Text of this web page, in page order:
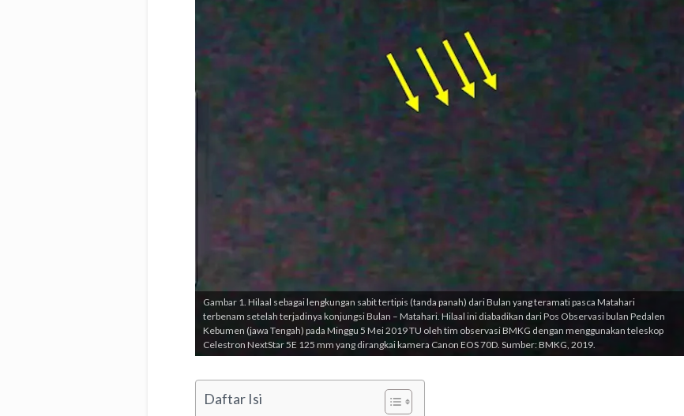
Gambar 1. Hilaal sebagai lengkungan sabit tertipis (tanda panah) dari Bulan yang teramati pasca Matahari
terbenam setelah terjadinya konjungsi Bulan – Matahari. Hilaal ini diabadikan dari Pos Observasi bulan Pedalen
Kebumen (jawa Tengah) pada Minggu 5 Mei 2019 TU oleh tim observasi BMKG dengan menggunakan teleskop
Celestron NextStar 5E 125 mm yang dirangkai kamera Canon EOS 70D. Sumber: BMKG, 2019.
Daftar Isi